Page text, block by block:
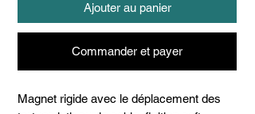
Ajouter au panier
Commander et payer
Magnet rigide avec le déplacement des